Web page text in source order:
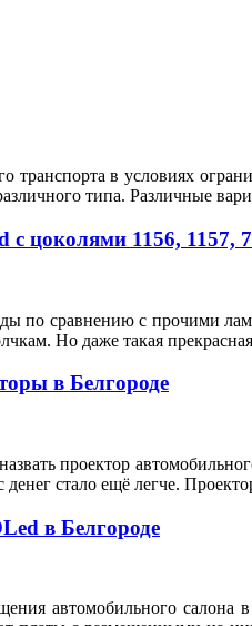
транспорта в условиях
типа. Различные
1156, 1157,
по сравнению с прочими
Но даже такая
в Белгороде
проектор
денег стало ещё легче.
в Белгороде
автомобильного